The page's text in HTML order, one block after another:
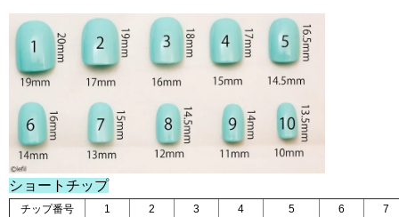
ショートチップ
チップ番号 1 2 3 4 5 6 7